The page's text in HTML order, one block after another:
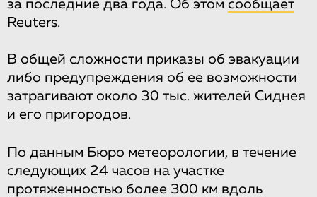
за последние два года. Об этом сообщает
Reuters.
В общей сложности приказы об эвакуации
либо предупреждения об ее возможности
затрагивают около 30 тыс. жителей Сиднея
и его пригородов.
По данным Бюро метеорологии, в течение
следующих 24 часов на участке
протяженностью более 300 км вдоль